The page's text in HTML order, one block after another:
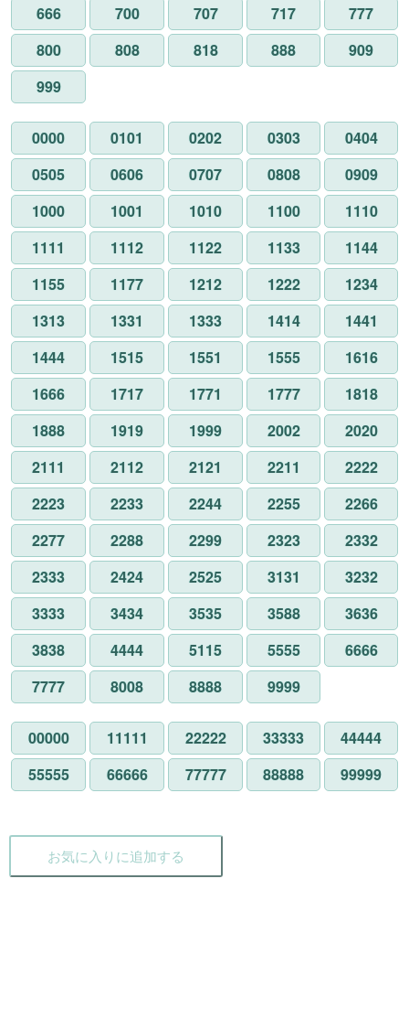
666 700 707 717
777
800
808 818 888
909
999
0000 0101 0202 0303
0404
0505
0606 0707 0808
0909
1000
1001 1010 1100
1110
1111
1112 1122 1133
1144
1155
1177 1212 1222
1234
1313
1331 1333 1414
1441
1444
1515 1551 1555
1616
1666
1717 1771 1777
1818
1888
1919 1999 2002
2020
2111
2112 2121 2211
2222
2223
2233 2244 2255
2266
2277
2288 2299 2323
2332
2333
2424 2525 3131
3232
3333
3434 3535 3588
3636
3838
4444 5115 5555
6666
7777
8008 8888 9999
00000 11111 22222 33333
44444
55555
66666 77777 88888 99999
お気に入りに追加する